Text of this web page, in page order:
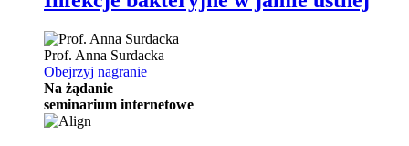
Prof. Anna Surdacka
Obejrzyj nagranie
Na żądanie
seminarium internetowe